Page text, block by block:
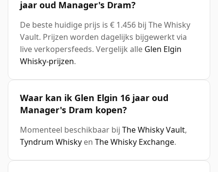
jaar oud Manager's Dram?
De beste huidige prijs is € 1.456 bij The Whisky
Vault. Prijzen worden dagelijks bijgewerkt via
live verkopersfeeds. Vergelijk alle Glen Elgin
Whisky-prijzen.
Waar kan ik Glen Elgin 16 jaar oud
Manager's Dram kopen?
Momenteel beschikbaar bij The Whisky Vault,
Tyndrum Whisky en The Whisky Exchange.